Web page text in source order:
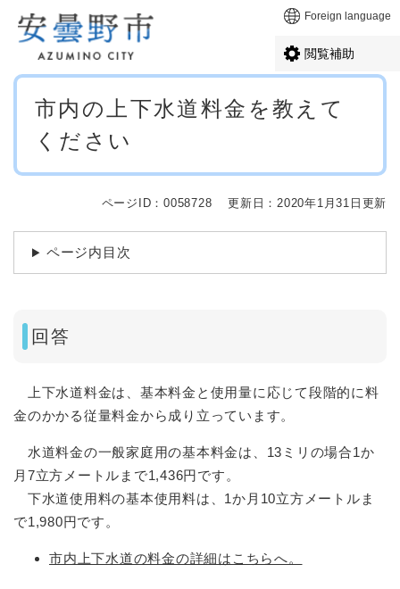
メニューを飛ばして本文へ Foreign language
閲覧補助
本
市内の上下水道料金を教えて
ください
ページID：0058728 更新日：2020年1月31日更新
ページ内目次
回答
上下水道料金は、基本料金と使用量に応じて段階的に料
金のかかる従量料金から成り立っています。
水道料金の一般家庭用の基本料金は、13ミリの場合1か
月7立方メートルまで1,436円です。
下水道使用料の基本使用料は、1か月10立方メートルま
で1,980円です。
市内上下水道の料金の詳細はこちらへ。